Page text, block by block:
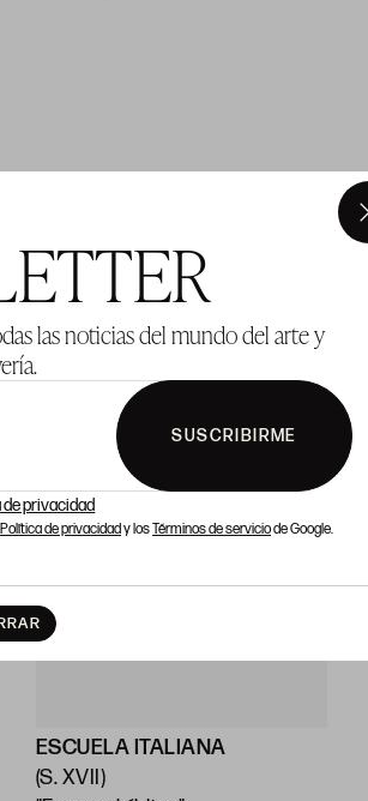
las noticias del mundo del arte y
SUSCRIBIRME
de privacidad
Política de privacidady losTérminos de serviciode Google.
ESCUELA ITALIANA
(S. XVII)